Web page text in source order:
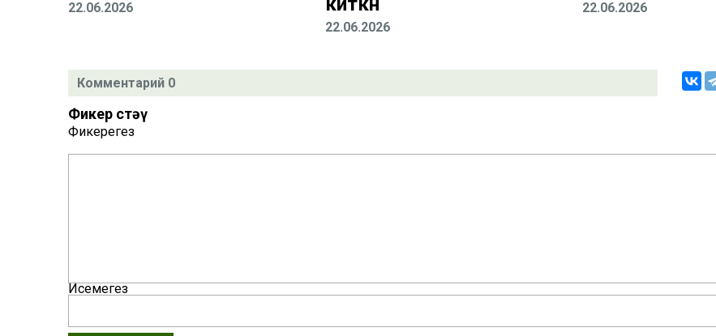
22.06.2026
22.06.2026
22.06.2026
Комментарий 0
Фикер өстәү
Фикерегез
Исемегез